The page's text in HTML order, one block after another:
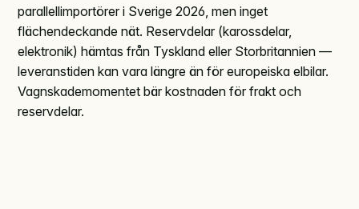
parallellimportörer i Sverige 2026, men inget
flächendeckande nät. Reservdelar (karossdelar,
elektronik) hämtas från Tyskland eller Storbritannien —
leveranstiden kan vara längre än för europeiska elbilar.
Vagnskademomentet bär kostnaden för frakt och
reservdelar.